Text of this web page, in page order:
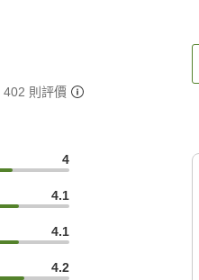
402 則評價
4
4.1
4.1
4.2